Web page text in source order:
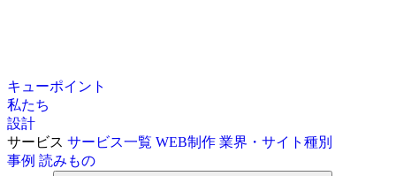
キューポイント
私たち
設計
サービス サービス一覧 WEB制作 業界・サイト種別
事例 読みもの